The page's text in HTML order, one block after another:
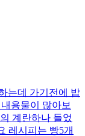
는데 가기전에 밥
용물이 많아보
계란하나 들었
레시피는 빵5개